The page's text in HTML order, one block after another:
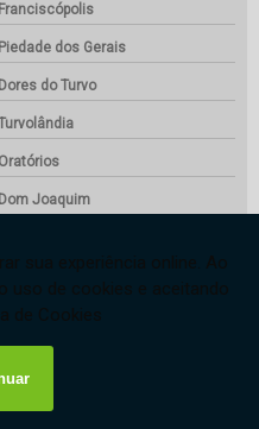
Franciscópolis
Piedade dos Gerais
Dores do Turvo
Oratórios
Dom Joaquim
Gameleiras